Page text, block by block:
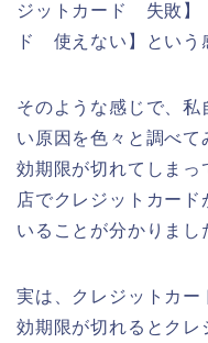
ジットカード 失敗】
ド 使えない】という
そのような感じで、
い原因を色々と調べ
効期限が切れてしまっ
店でクレジットカード
いることが分かりまし
実は、クレジットカ
効期限が切れるとクレ